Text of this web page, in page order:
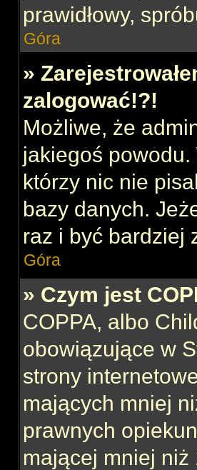
prawidłowy,
Góra
»
zalogować!?!
Możliwe, że
jakiegoś
którzy nic nie
bazy danych.
raz i być bardziej
Góra
» Czym jest
COPPA, albo
obowiązujące w
strony
mających mniej
prawnych
mającej mniej